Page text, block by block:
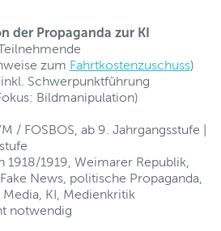
der Propaganda zur KI
zum Fahrtkostenzuschuss)
Schwerpunktführung
Bildmanipulation)
/ FOSBOS, ab 9. Jahrgangsstufe |
1918/1919, Weimarer Republik,
News, politische Propaganda,
KI, Medienkritik
notwendig